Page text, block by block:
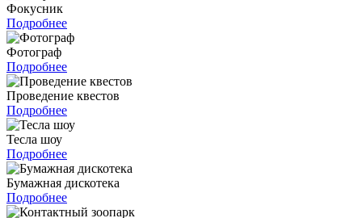
Фокусник
Подробнее
Фотограф
Подробнее
Проведение квестов
Подробнее
Тесла шоу
Подробнее
Бумажная дискотека
Подробнее